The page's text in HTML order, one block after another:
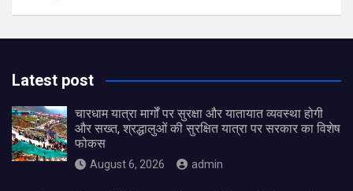
Latest post
चारधाम यात्रा मार्गों पर सुरक्षा और यातायात व्यवस्था होगी
और सख्त, श्रद्धालुओं की सुरक्षित यात्रा पर सरकार का विशेष
फोकस
August 6, 2026 admin